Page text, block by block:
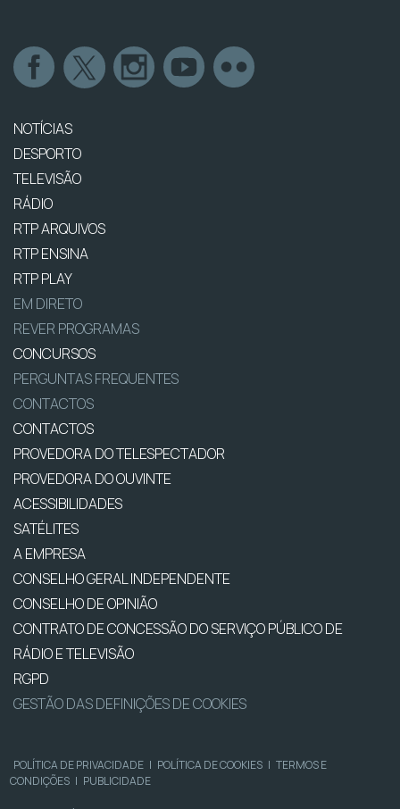
NOTÍCIAS
DESPORTO
TELEVISÃO
RÁDIO
RTP ARQUIVOS
RTP ENSINA
RTP PLAY
EM DIRETO
REVER PROGRAMAS
CONCURSOS
PERGUNTAS FREQUENTES
CONTACTOS
CONTACTOS
PROVEDORA DO TELESPECTADOR
PROVEDORA DO OUVINTE
ACESSIBILIDADES
SATÉLITES
A EMPRESA
CONSELHO GERAL INDEPENDENTE
CONSELHO DE OPINIÃO
CONTRATO DE CONCESSÃO DO SERVIÇO PÚBLICO DE
RÁDIO E TELEVISÃO
RGPD
GESTÃO DAS DEFINIÇÕES DE COOKIES
POLÍTICA DE PRIVACIDADE | POLÍTICA DE COOKIES | TERMOS E
CONDIÇÕES | PUBLICIDADE